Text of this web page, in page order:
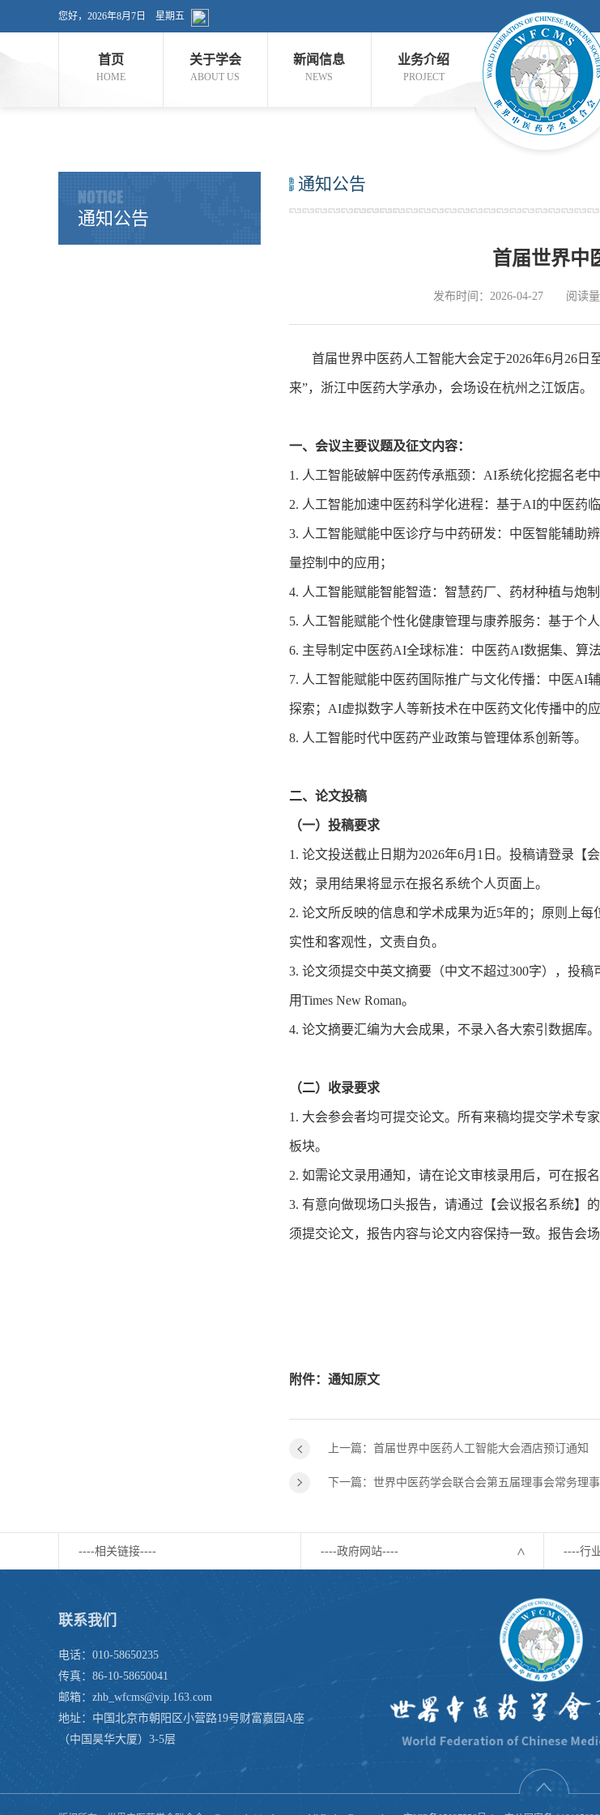
您好， 2026年8月7日 星期五
首页
HOME
关于学会
ABOUT US
新闻信息
NEWS
业务介绍
PROJECT
NOTICE
通知公告
通知公告
首届世界中
发布时间：2026-04-27 阅读
首届世界中医药人工智能大会定于2026年6月26日
来”，浙江中医药大学承办，会场设在杭州之江饭店。
一、会议主要议题及征文内容：
1. 人工智能破解中医药传承瓶颈：AI系统化挖掘名老
2. 人工智能加速中医药科学化进程：基于AI的中医药
3. 人工智能赋能中医诊疗与中药研发：中医智能辅助
量控制中的应用；
4. 人工智能赋能智能智造：智慧药厂、药材种植与炮
5. 人工智能赋能个性化健康管理与康养服务：基于个
6. 主导制定中医药AI全球标准：中医药AI数据集、算
7. 人工智能赋能中医药国际推广与文化传播：中医AI
探索；AI虚拟数字人等新技术在中医药文化传播中的应
8. 人工智能时代中医药产业政策与管理体系创新等。
二、论文投稿
（一）投稿要求
1. 论文投送截止日期为2026年6月1日。投稿请登录
效；录用结果将显示在报名系统个人页面上。
2. 论文所反映的信息和学术成果为近5年的；原则上
实性和客观性，文责自负。
3. 论文须提交中英文摘要（中文不超过300字），投
用Times New Roman。
4. 论文摘要汇编为大会成果，不录入各大索引数据库。
（二）收录要求
1. 大会参会者均可提交论文。所有来稿均提交学术专
板块。
2. 如需论文录用通知，请在论文审核录用后，可在报名
3. 有意向做现场口头报告，请通过【会议报名系统】
须提交论文，报告内容与论文内容保持一致。报告会
附件： 通知原文
上一篇：首届世界中医药人工智能大会酒店预订通知
下一篇：世界中医药学会联合会第五届理事会常务理
----相关链接---- ----政府网站---- ----行
联系我们
电话：010-58650235
传真：86-10-58650041
邮箱：zhb_wfcms@vip.163.com
地址：中国北京市朝阳区小营路19号财富嘉园A座
（中国昊华大厦）3-5层